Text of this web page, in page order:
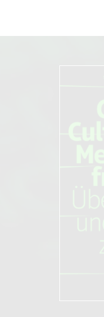
2018)
Kommentare und